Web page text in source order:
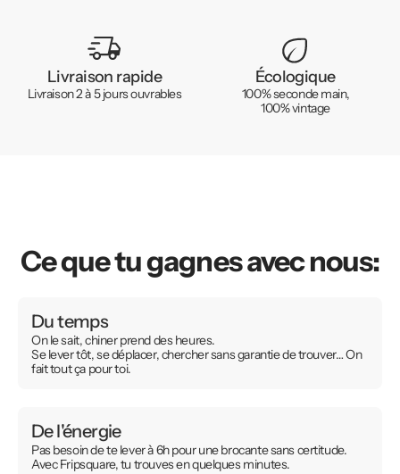
Livraison rapide
Livraison 2 à 5 jours ouvrables
Écologique
100% seconde main,
100% vintage
Ce que tu gagnes avec nous:
Du temps
On le sait, chiner prend des heures.
Se lever tôt, se déplacer, chercher sans garantie de trouver… On
fait tout ça pour toi.
De l'énergie
Pas besoin de te lever à 6h pour une brocante sans certitude.
Avec Fripsquare, tu trouves en quelques minutes.